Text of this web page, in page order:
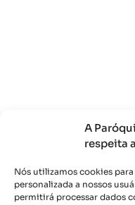
A
respeita
Nós utilizamos cookies
personalizada a nossos
permitirá processar dados